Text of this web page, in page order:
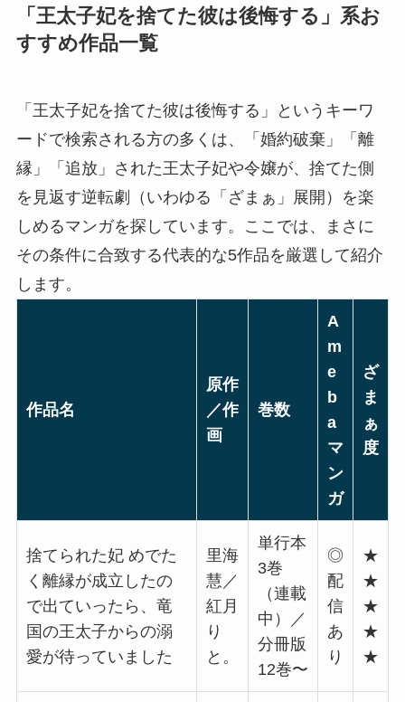
「王太子妃を捨てた彼は後悔する」系お
すすめ作品一覧
「王太子妃を捨てた彼は後悔する」というキーワ
ードで検索される方の多くは、「婚約破棄」「離
縁」「追放」された王太子妃や令嬢が、捨てた側
を見返す逆転劇（いわゆる「ざまぁ」展開）を楽
しめるマンガを探しています。ここでは、まさに
その条件に合致する代表的な5作品を厳選して紹介
します。
作品名
原作
／作
画
巻数
A
m
e
b
a
マ
ン
ガ
ざ
ま
ぁ
度
捨てられた妃 めでた
く離縁が成立したの
で出ていったら、竜
国の王太子からの溺
愛が待っていました
里海
慧／
紅月
り
と。
単行本
3巻
（連載
中）／
分冊版
12巻〜
◎
配
信
あ
り
★
★
★
★
★